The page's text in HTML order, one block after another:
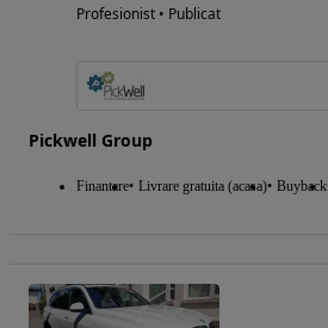
Profesionist • Publicat
Pickwell Group
Finantare Livrare gratuita (acasa) Buyback